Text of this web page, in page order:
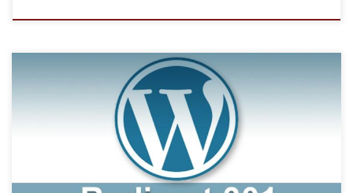
Stai pensando di cambiare la struttura dei tuoi permalink? Hai
paura di imbatterti nel temibile errore 404? Devi reindirizzare
gli url con WordPress? Non preoccuparti! In un sito avviato da
tempo, è consigliabile non effettuare questa procedura per
non rischiare di generare errori spiacevoli e penalizzanti per la
propria SEO; Infatti è fondamentale scegliere la propria